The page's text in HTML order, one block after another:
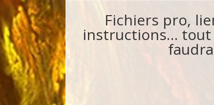
Fichiers pro,
instructions… tout
faudra